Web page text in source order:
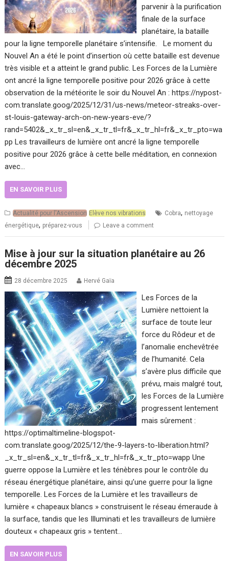
parvenir à la purification
finale de la surface
planétaire, la bataille
pour la ligne temporelle planétaire s’intensifie. Le moment du
Nouvel An a été le point d’insertion où cette bataille est devenue
très visible et a atteint le grand public. Les Forces de la Lumière
ont ancré la ligne temporelle positive pour 2026 grâce à cette
observation de la météorite le soir du Nouvel An : https://nypost-
com.translate.goog/2025/12/31/us-news/meteor-streaks-over-
st-louis-gateway-arch-on-new-years-eve/?
rand=5402&_x_tr_sl=en&_x_tr_tl=fr&_x_tr_hl=fr&_x_tr_pto=wa
pp Les travailleurs de lumière ont ancré la ligne temporelle
positive pour 2026 grâce à cette belle méditation, en connexion
avec…
EN SAVOIR PLUS
Actualité pour l'Ascension Elève nos vibrations Cobra, nettoyage
énergétique, préparez-vous Leave a comment
Mise à jour sur la situation planétaire au 26
décembre 2025
28 décembre 2025 Hervé Gaïa
Les Forces de la
Lumière nettoient la
surface de toute leur
force du Rôdeur et de
l’anomalie enchevêtrée
de l’humanité. Cela
s’avère plus difficile que
prévu, mais malgré tout,
les Forces de la Lumière
progressent lentement
mais sûrement :
https://optimaltimeline-blogspot-
com.translate.goog/2025/12/the-9-layers-to-liberation.html?
_x_tr_sl=en&_x_tr_tl=fr&_x_tr_hl=fr&_x_tr_pto=wapp Une
guerre oppose la Lumière et les ténèbres pour le contrôle du
réseau énergétique planétaire, ainsi qu’une guerre pour la ligne
temporelle. Les Forces de la Lumière et les travailleurs de
lumière « chapeaux blancs » construisent le réseau émeraude à
la surface, tandis que les Illuminati et les travailleurs de lumière
douteux « chapeaux gris » tentent…
EN SAVOIR PLUS